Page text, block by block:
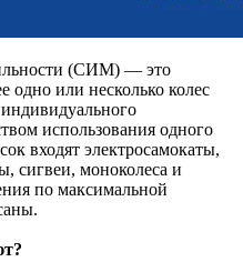
(СИМ) — это
одно или несколько колес
использования одного
входят электросамокаты,
сигвеи, моноколеса и
по максимальной